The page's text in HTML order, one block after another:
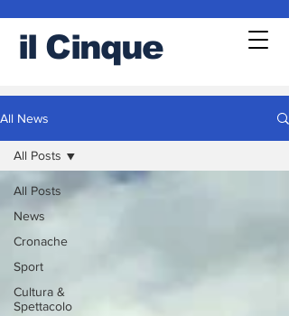
il Cinque
All News
All Posts
News
Cronache
Sport
Cultura &
Spettacolo
All Posts